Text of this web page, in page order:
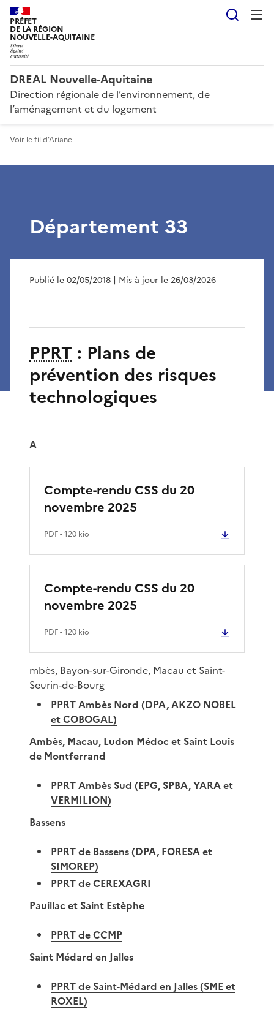
PRÉFET
DE LA RÉGION
NOUVELLE-AQUITAINE
DREAL Nouvelle-Aquitaine
Direction régionale de l’environnement, de
l’aménagement et du logement
Voir le fil d'Ariane
Département 33
Publié le 02/05/2018 | Mis à jour le 26/03/2026
PPRT : Plans de
prévention des risques
technologiques
A
Compte-rendu CSS du 20
novembre 2025
PDF- 120 kio
Compte-rendu CSS du 20
novembre 2025
PDF- 120 kio
mbès, Bayon-sur-Gironde, Macau et Saint-
Seurin-de-Bourg
PPRT Ambès Nord (DPA, AKZO NOBEL
et COBOGAL)
Ambès, Macau, Ludon Médoc et Saint Louis
de Montferrand
PPRT Ambès Sud (EPG, SPBA, YARA et
VERMILION)
Bassens
PPRT de Bassens (DPA, FORESA et
SIMOREP)
PPRT de CEREXAGRI
Pauillac et Saint Estèphe
PPRT de CCMP
Saint Médard en Jalles
PPRT de Saint-Médard en Jalles (SME et
ROXEL)